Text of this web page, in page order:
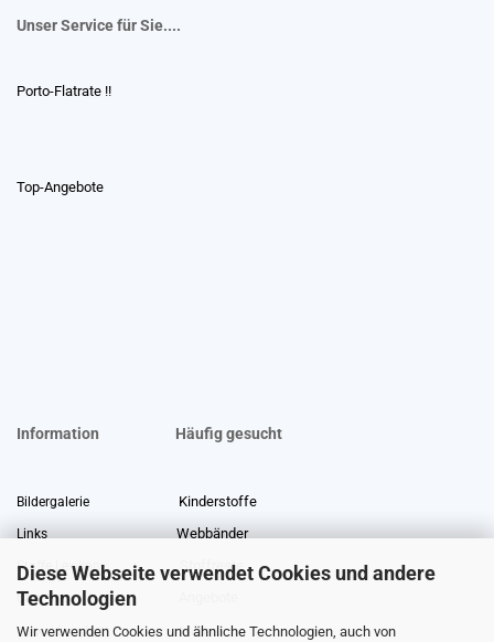
Diese Webseite verwendet Cookies und andere
Technologien
Wir verwenden Cookies und ähnliche Technologien, auch von
Unser Service für Sie....
Porto-Flatrate !!
Top-Angebote
Information Häufig gesucht
Bildergalerie Kinderstoffe
Links Webbänder
Stoffe Lexikon Stoffreste
Über uns
Gewerberabatt Meterware